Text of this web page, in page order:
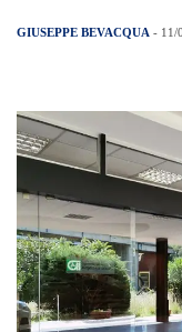
GIUSEPPE BEVACQUA - 11/